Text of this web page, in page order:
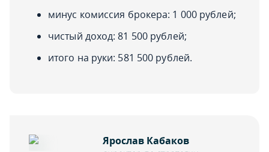
минус комиссия брокера: 1 000 рублей;
чистый доход: 81 500 рублей;
итого на руки: 581 500 рублей.
Ярослав Кабаков